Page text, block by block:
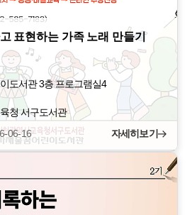
표현하는 가족 노래 만들기
도서관 3층 프로그램실4
청 서구도서관
06-16
자세히보기